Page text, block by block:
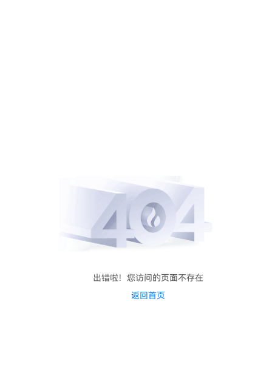
出错啦！您访问的页面不存在
返回首页